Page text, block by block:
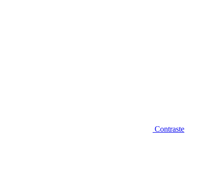
Contraste